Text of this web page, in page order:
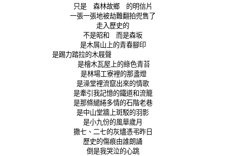
只是 森林故鄉 的明信片
一張一張地被劫難翻拍兜售了
走入歷史的
不是昭和 而是森坂
是木屑山上的青春腳印
是踢力踏拉的木屐聲
是檜木瓦屋上的綠色青苔
是林場工寮裡的那盞燈
是澡堂裡流竄出來的情歌
是牽引我記憶的鐵道和流籠
是那條繾綣多情的石階老巷
是中山堂牆上斑駁的羽影
是小九份的風華歲月
撒七、二七的灰燼憑弔昨日
歷史的傷痕由誰朗誦
倒是我哭泣的心跳